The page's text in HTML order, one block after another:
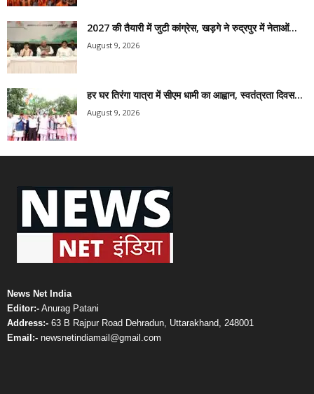
2027 की तैयारी में जुटी कांग्रेस, खड़गे ने रुद्रपुर में नेताओं...
August 9, 2026
हर घर तिरंगा यात्रा में सीएम धामी का आह्वान, स्वतंत्रता दिवस...
August 9, 2026
News Net India
Editor:- Anurag Patani
Address:- 63 B Rajpur Road Dehradun, Uttarakhand, 248001
Email:- newsnetindiamail@gmail.com